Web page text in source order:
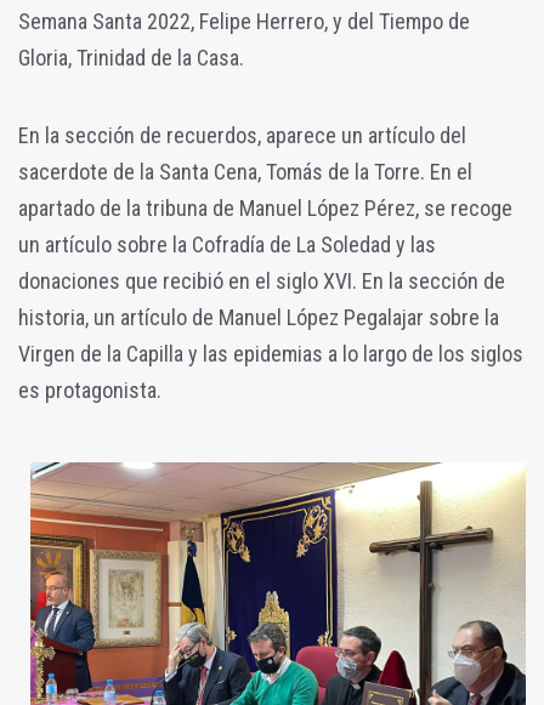
Semana Santa 2022, Felipe Herrero, y del Tiempo de
Gloria, Trinidad de la Casa.
En la sección de recuerdos, aparece un artículo del
sacerdote de la Santa Cena, Tomás de la Torre. En el
apartado de la tribuna de Manuel López Pérez, se recoge
un artículo sobre la Cofradía de La Soledad y las
donaciones que recibió en el siglo XVI. En la sección de
historia, un artículo de Manuel López Pegalajar sobre la
Virgen de la Capilla y las epidemias a lo largo de los siglos
es protagonista.